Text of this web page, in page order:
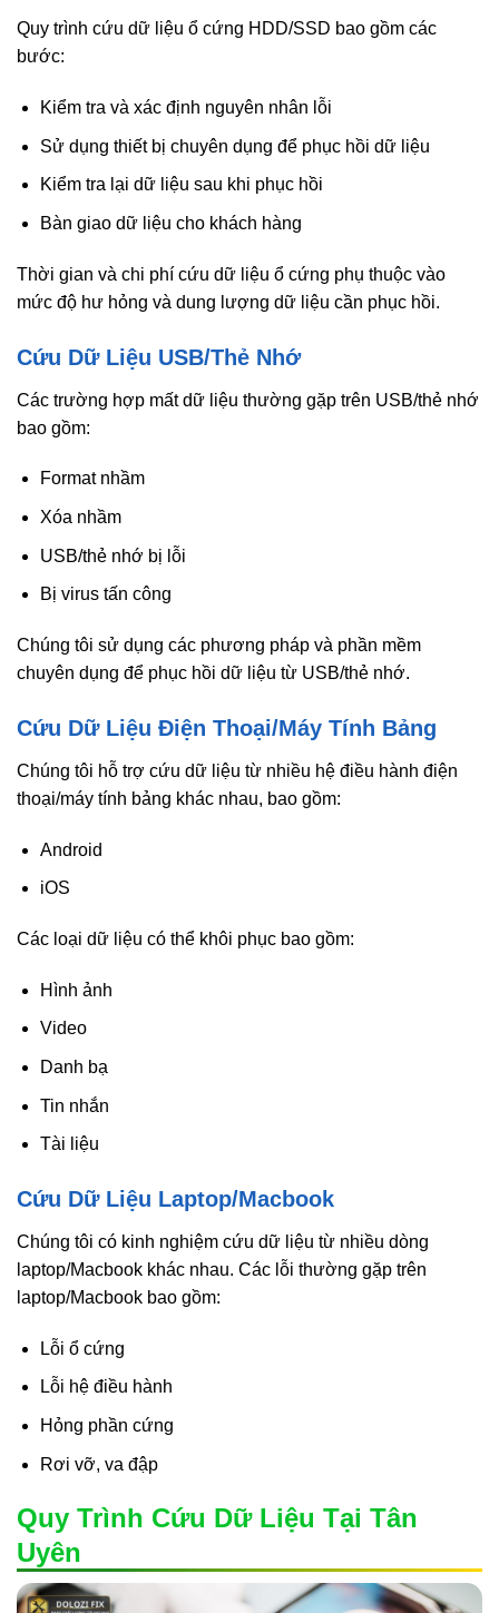
Quy trình cứu dữ liệu ổ cứng HDD/SSD bao gồm các
bước:
Kiểm tra và xác định nguyên nhân lỗi
Sử dụng thiết bị chuyên dụng để phục hồi dữ liệu
Kiểm tra lại dữ liệu sau khi phục hồi
Bàn giao dữ liệu cho khách hàng
Thời gian và chi phí cứu dữ liệu ổ cứng phụ thuộc vào
mức độ hư hỏng và dung lượng dữ liệu cần phục hồi.
Cứu Dữ Liệu USB/Thẻ Nhớ
Các trường hợp mất dữ liệu thường gặp trên USB/thẻ nhớ
bao gồm:
Format nhầm
Xóa nhầm
USB/thẻ nhớ bị lỗi
Bị virus tấn công
Chúng tôi sử dụng các phương pháp và phần mềm
chuyên dụng để phục hồi dữ liệu từ USB/thẻ nhớ.
Cứu Dữ Liệu Điện Thoại/Máy Tính Bảng
Chúng tôi hỗ trợ cứu dữ liệu từ nhiều hệ điều hành điện
thoại/máy tính bảng khác nhau, bao gồm:
Android
iOS
Các loại dữ liệu có thể khôi phục bao gồm:
Hình ảnh
Video
Danh bạ
Tin nhắn
Tài liệu
Cứu Dữ Liệu Laptop/Macbook
Chúng tôi có kinh nghiệm cứu dữ liệu từ nhiều dòng
laptop/Macbook khác nhau. Các lỗi thường gặp trên
laptop/Macbook bao gồm:
Lỗi ổ cứng
Lỗi hệ điều hành
Hỏng phần cứng
Rơi vỡ, va đập
Quy Trình Cứu Dữ Liệu Tại Tân
Uyên